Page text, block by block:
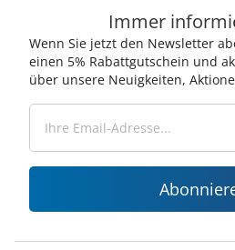
Immer
Wenn Sie jetzt den Newsletter
einen 5% Rabattgutschein und
über unsere Neuigkeiten,